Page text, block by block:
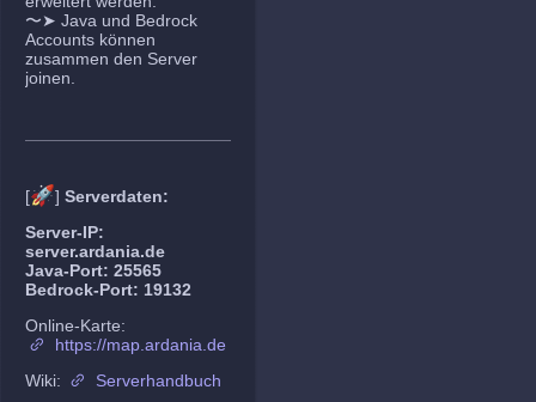
〜➤ Java und Bedrock
Accounts können
zusammen den Server
joinen.
[🚀] Serverdaten:
Server-IP:
server.ardania.de
Java-Port: 25565
Bedrock-Port: 19132
Online-Karte:
https://map.ardania.de
Wiki:
Serverhandbuch